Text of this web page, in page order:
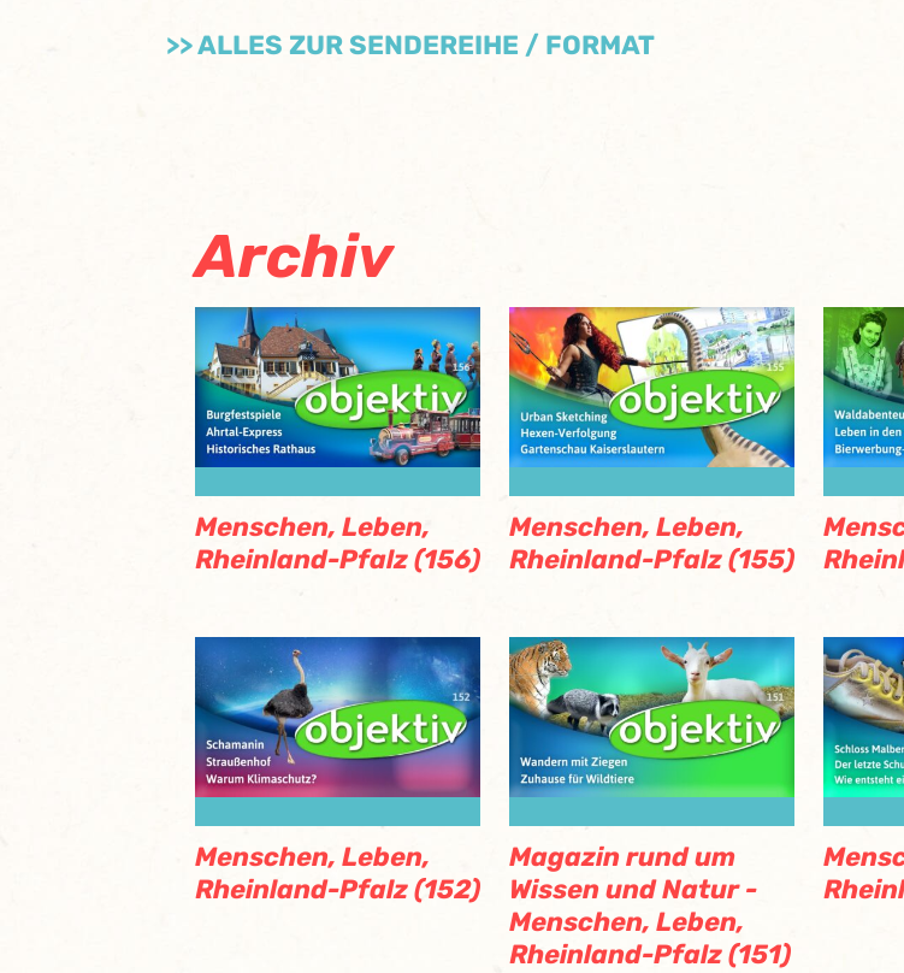
>> ALLES ZUR SENDEREIHE / FORMAT
Archiv
Menschen, Leben,
Rheinland-Pfalz (156)
Menschen, Leben,
Rheinland-Pfalz (155)
Menschen, Leben,
Rheinland-Pfalz (152)
Magazin rund um
Wissen und Natur -
Menschen, Leben,
Rheinland-Pfalz (151)